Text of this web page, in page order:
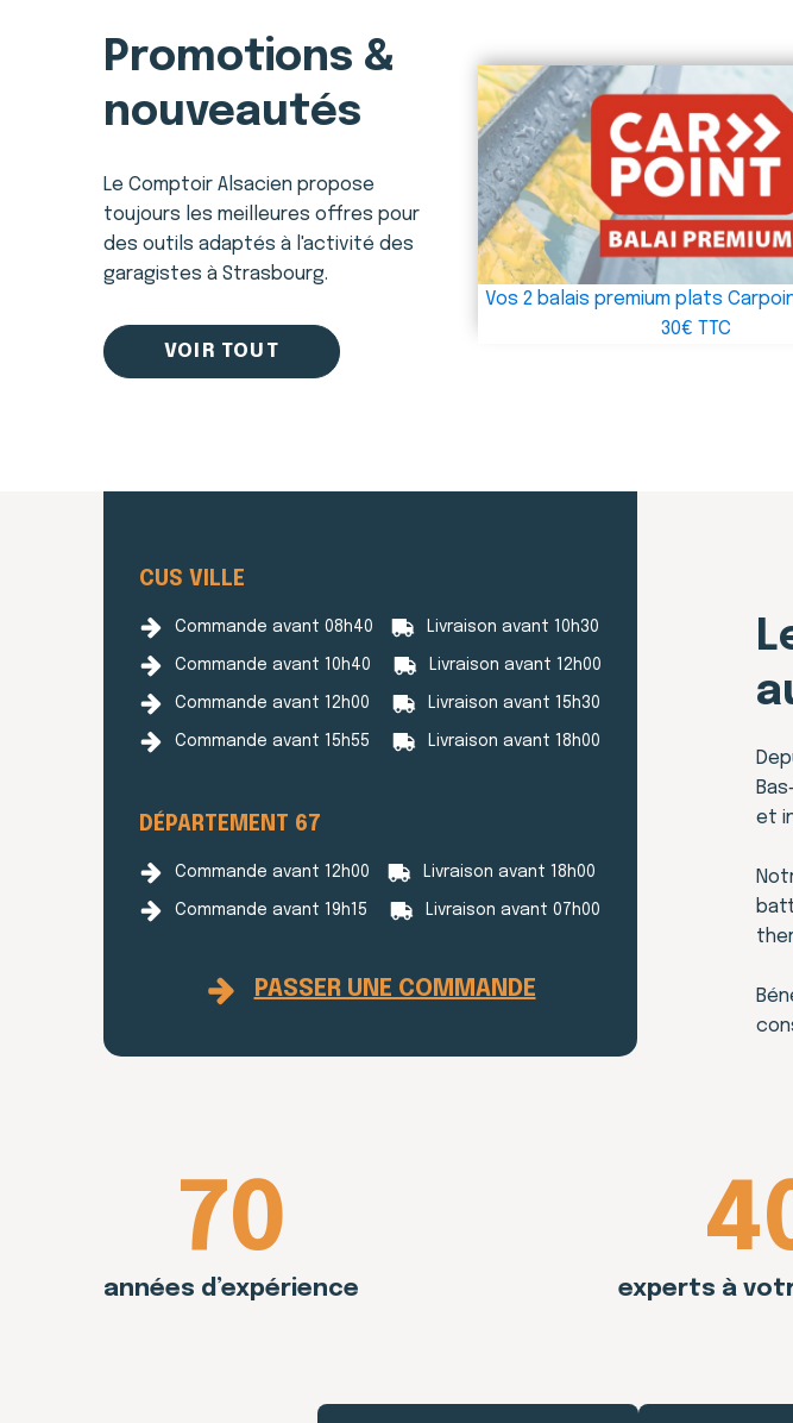
Promotions &
nouveautés
Le Comptoir Alsacien propose
toujours les meilleures offres pour
des outils adaptés à l'activité des
garagistes à Strasbourg.
VOIR TOUT
Vos 2 balais premium plats
30€ TTC
CUS VILLE
Commande avant 08h40 Livraison avant 10h30
Commande avant 10h40 Livraison avant 12h00
Commande avant 12h00 Livraison avant 15h30
Commande avant 15h55 Livraison avant 18h00
DÉPARTEMENT 67
Commande avant 12h00 Livraison avant 18h00
Commande avant 19h15 Livraison avant 07h00
PASSER UNE COMMANDE
et
70
années d’expérience experts à